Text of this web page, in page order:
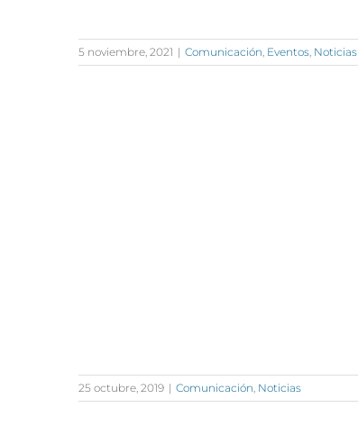
5 noviembre, 2021 | Comunicación, Eventos, Noticias
25 octubre, 2019 | Comunicación, Noticias